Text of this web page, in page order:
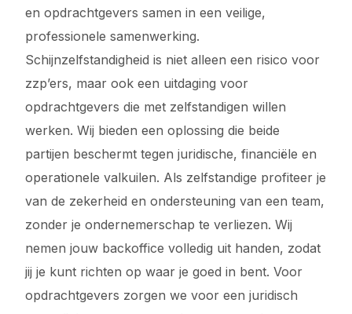
en opdrachtgevers samen in een veilige,
professionele samenwerking.
Schijnzelfstandigheid is niet alleen een risico voor
zzp’ers, maar ook een uitdaging voor
opdrachtgevers die met zelfstandigen willen
werken. Wij bieden een oplossing die beide
partijen beschermt tegen juridische, financiële en
operationele valkuilen. Als zelfstandige profiteer je
van de zekerheid en ondersteuning van een team,
zonder je ondernemerschap te verliezen. Wij
nemen jouw backoffice volledig uit handen, zodat
jij je kunt richten op waar je goed in bent. Voor
opdrachtgevers zorgen we voor een juridisch